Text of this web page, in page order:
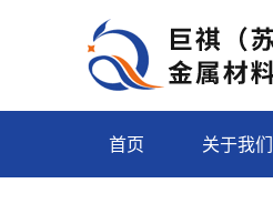
首页 关于我们